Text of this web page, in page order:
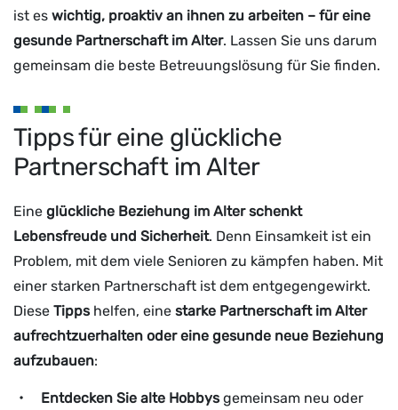
ist es wichtig, proaktiv an ihnen zu arbeiten – für eine
gesunde Partnerschaft im Alter. Lassen Sie uns darum
gemeinsam die beste Betreuungslösung für Sie finden.
Tipps für eine glückliche
Partnerschaft im Alter
Eine glückliche Beziehung im Alter schenkt
Lebensfreude und Sicherheit. Denn Einsamkeit ist ein
Problem, mit dem viele Senioren zu kämpfen haben. Mit
einer starken Partnerschaft ist dem entgegengewirkt.
Diese Tipps helfen, eine starke Partnerschaft im Alter
aufrechtzuerhalten oder eine gesunde neue Beziehung
aufzubauen:
Entdecken Sie alte Hobbys gemeinsam neu oder